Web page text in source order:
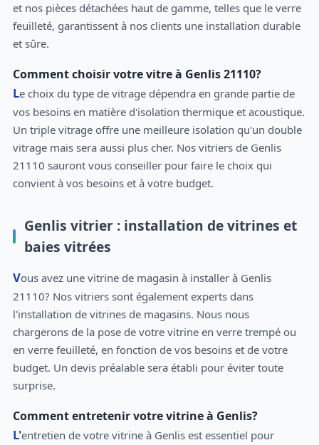
et nos pièces détachées haut de gamme, telles que le verre
feuilleté, garantissent à nos clients une installation durable
et sûre.
Comment choisir votre vitre à Genlis 21110?
Le choix du type de vitrage dépendra en grande partie de
vos besoins en matière d'isolation thermique et acoustique.
Un triple vitrage offre une meilleure isolation qu'un double
vitrage mais sera aussi plus cher. Nos vitriers de Genlis
21110 sauront vous conseiller pour faire le choix qui
convient à vos besoins et à votre budget.
Genlis vitrier : installation de vitrines et
baies vitrées
Vous avez une vitrine de magasin à installer à Genlis
21110? Nos vitriers sont également experts dans
l'installation de vitrines de magasins. Nous nous
chargerons de la pose de votre vitrine en verre trempé ou
en verre feuilleté, en fonction de vos besoins et de votre
budget. Un devis préalable sera établi pour éviter toute
surprise.
Comment entretenir votre vitrine à Genlis?
L'entretien de votre vitrine à Genlis est essentiel pour